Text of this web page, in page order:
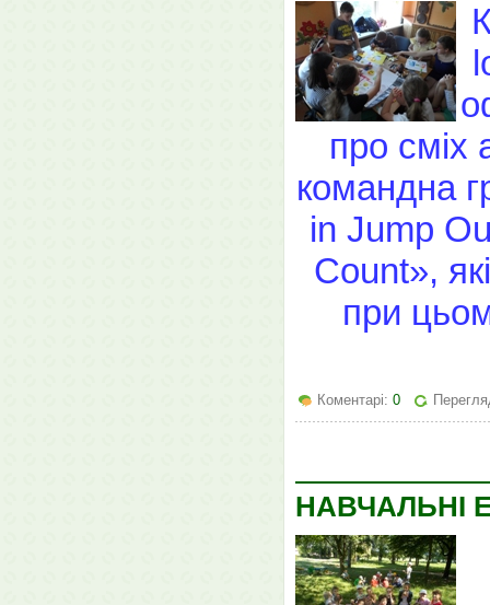
про сміх
командна
in Jump
Count»,
при
Коментарі: 0
НАВЧАЛЬНІ